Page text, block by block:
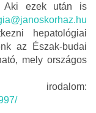
Aki ezek után is
hepatológiai
az Észak-budai
mely országos